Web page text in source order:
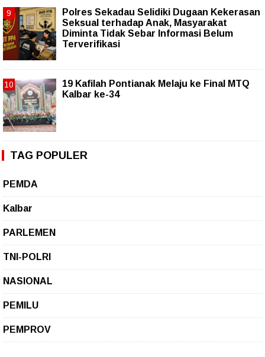
Polres Sekadau Selidiki Dugaan Kekerasan
Seksual terhadap Anak, Masyarakat
Diminta Tidak Sebar Informasi Belum
Terverifikasi
19 Kafilah Pontianak Melaju ke Final MTQ
Kalbar ke-34
TAG POPULER
PEMDA
Kalbar
PARLEMEN
TNI-POLRI
NASIONAL
PEMILU
PEMPROV